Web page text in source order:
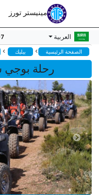
مينيستر تورز
العربية
الصفحة الرئيسية > بيليك >
رحلة بوجي